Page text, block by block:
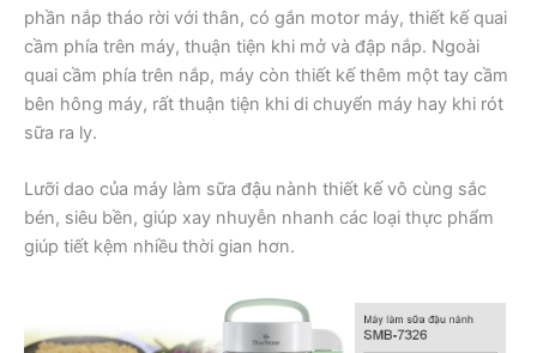
phần nắp tháo rời với thân, có gắn motor máy, thiết kế quai
cầm phía trên máy, thuận tiện khi mở và đập nắp. Ngoài
quai cầm phía trên nắp, máy còn thiết kế thêm một tay cầm
bên hông máy, rất thuận tiện khi di chuyển máy hay khi rót
sữa ra ly.
Lưỡi dao của máy làm sữa đậu nành thiết kế vô cùng sắc
bén, siêu bền, giúp xay nhuyễn nhanh các loại thực phẩm
giúp tiết kệm nhiều thời gian hơn.